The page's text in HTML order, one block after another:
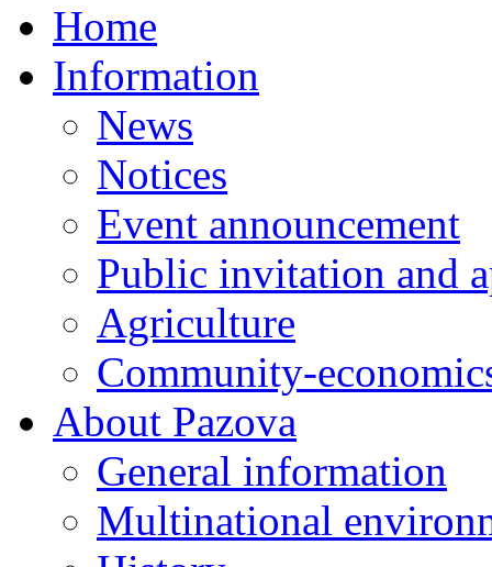
Home
Information
News
Notices
Event announcement
Public invitation and
Agriculture
Community-
About Pazova
General information
Multinational